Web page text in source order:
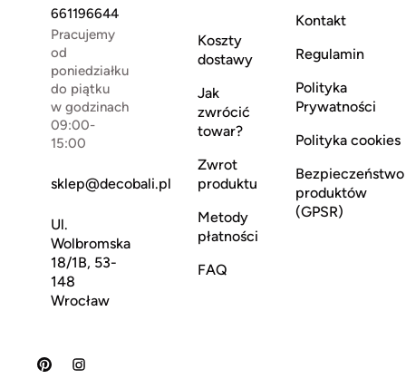
661196644
Pracujemy
od
poniedziałku
do piątku
w godzinach
09:00-
15:00
sklep@decobali.pl
Ul.
Wolbromska
18/1B, 53-
148
Wrocław
Koszty
dostawy
Jak
zwrócić
towar?
Zwrot
produktu
Metody
płatności
FAQ
Kontakt
Regulamin
Polityka
Prywatności
Polityka cookies
Bezpieczeństwo
produktów
(GPSR)